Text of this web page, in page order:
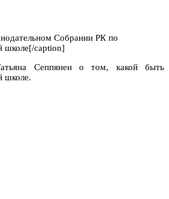
Собрании РК по
школе[/caption]
Сеппянен о том, какой быть
школе.